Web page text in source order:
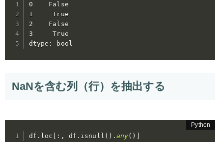
0    False
1     True
2    False
3     True
dtype: bool
NaNを含む列（行）を抽出する
df . loc [ : , df . isnull ( ) .any( ) ]